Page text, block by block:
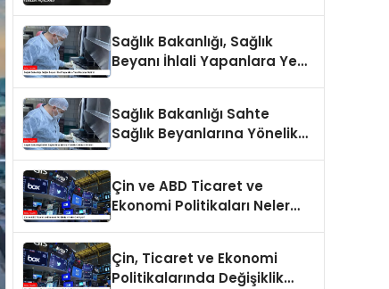
Sağlık Bakanlığı, Sağlık
Beyanı İhlali Yapanlara Yeni
Sağlık Bakanlığı Sahte
Sağlık Beyanlarına Yönelik
Çin ve ABD Ticaret ve
Ekonomi Politikaları Neler
Çin, Ticaret ve Ekonomi
Politikalarında Değişiklik